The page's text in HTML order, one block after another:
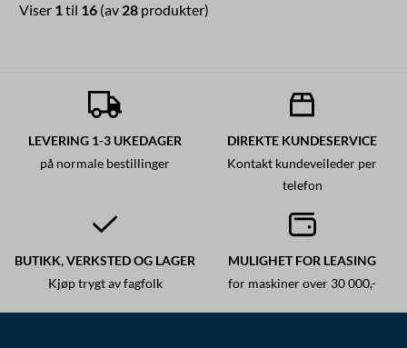
Viser 1 til 16 (av 28 produkter)
LEVERING 1-3 UKEDAGER
på normale bestillinger
DIREKTE KUNDESERVICE
Kontakt kundeveileder per
telefon
BUTIKK, VERKSTED OG LAGER
Kjøp trygt av fagfolk
MULIGHET FOR LEASING
for maskiner over 30 000,-